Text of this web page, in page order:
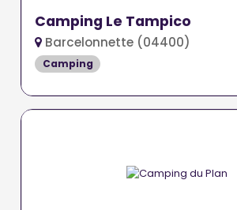
Camping Le Tampico
Barcelonnette (04400)
Camping